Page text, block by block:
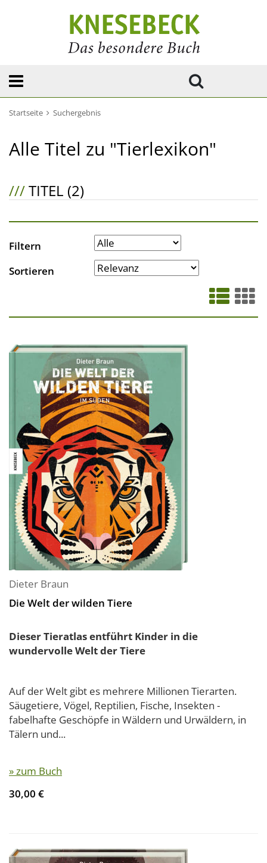
Startseite Suchergebnis
Alle Titel zu "Tierlexikon"
///TITEL (2)
Filtern
Sortieren
Dieter Braun
Die Welt der wilden Tiere
Dieser Tieratlas entführt Kinder in die
wundervolle Welt der Tiere
Auf der Welt gibt es mehrere Millionen Tierarten.
Säugetiere, Vögel, Reptilien, Fische, Insekten -
fabelhafte Geschöpfe in Wäldern und Urwäldern, in
Tälern und...
» zum Buch
30,00 €